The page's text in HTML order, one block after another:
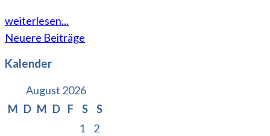
weiterlesen...
Beitragsnavigation
Neuere Beiträge
Kalender
August 2026
M D M D F S
S
1
2